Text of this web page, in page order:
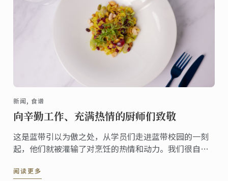
新闻, 食谱
向辛勤工作、充满热情的厨师们致敬
这是蓝带引以为傲之处，从学员们走进蓝带校园的一刻
起，他们就被灌输了对烹饪的热情和动力。我们很自豪
进入餐饮行业。
阅读更多